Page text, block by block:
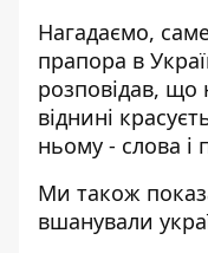
Нагадаємо,
прапора в
розповідав,
віднині
ньому - слова і
Ми також
вшанували